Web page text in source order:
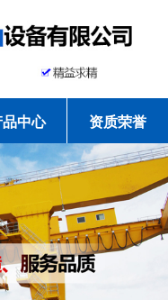
品中心 资质荣誉
见问题 联系我们